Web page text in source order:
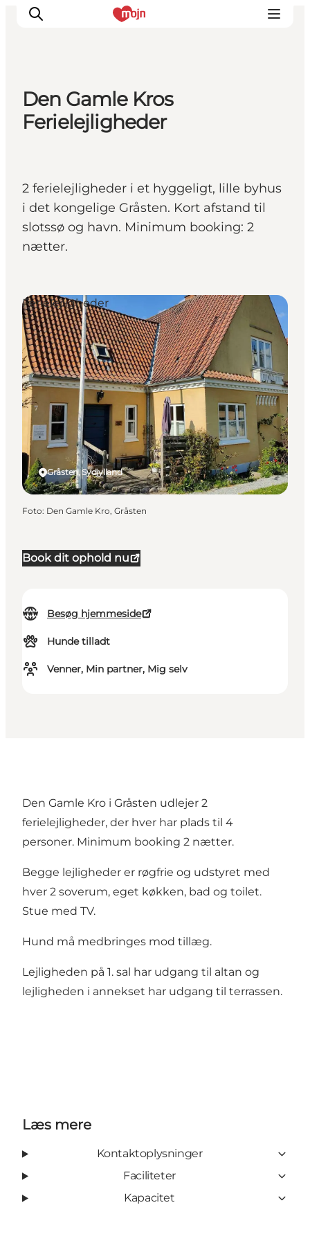
Oplevelser
Byer & Steder
Planlæg din ferie
Booking
Den Gamle Kros
Ferielejligheder
2 ferielejligheder i et hyggeligt, lille byhus
i det kongelige Gråsten. Kort afstand til
slotssø og havn. Minimum booking: 2
nætter.
Book dit ophold nu
Besøg hjemmeside
Hunde tilladt
Venner, Min partner, Mig selv
Gråsten, Sydjylland
Ferielejligheder
Foto: Den Gamle Kro, Gråsten
Den Gamle Kro i Gråsten udlejer 2
ferielejligheder, der hver har plads til 4
personer. Minimum booking 2 nætter.
Begge lejligheder er røgfrie og udstyret med
hver 2 soverum, eget køkken, bad og toilet.
Stue med TV.
Hund må medbringes mod tillæg.
Lejligheden på 1. sal har udgang til altan og
lejligheden i annekset har udgang til terrassen.
Læs mere
Kontaktoplysninger
Faciliteter
Kapacitet